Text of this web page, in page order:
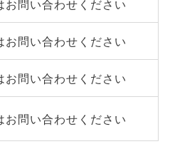
お問い合わせください
お問い合わせください
お問い合わせください
お問い合わせください